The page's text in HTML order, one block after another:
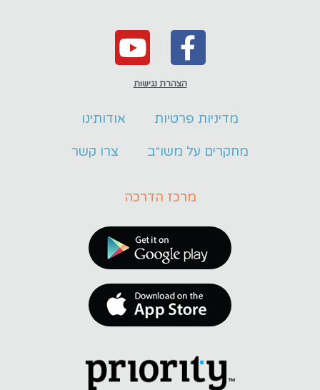
הצהרת נגישות
מדיניות פרטיות אודותינו
מחקרים על משו״ב צרו קשר
מרכז הדרכה